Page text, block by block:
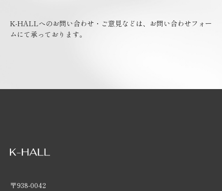
K-HALLへのお問い合わせ・ご意見などは、 お問い合わせフォー
ムにて承っております。
〒938-0042